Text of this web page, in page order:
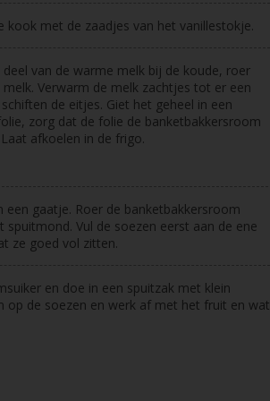
kook met de zaadjes van het vanillestokje.
van de warme melk bij de koude, roer
Verwarm de melk zachtjes tot er een
de eitjes. Giet het geheel in een
zorg dat de folie de banketbakkersroom
afkoelen in de frigo.
gaatje. Roer de banketbakkersroom
Vul de soezen eerst aan de ene
ze goed vol zitten.
en doe in een spuitzak met klein
de soezen en werk af met het fruit en wat